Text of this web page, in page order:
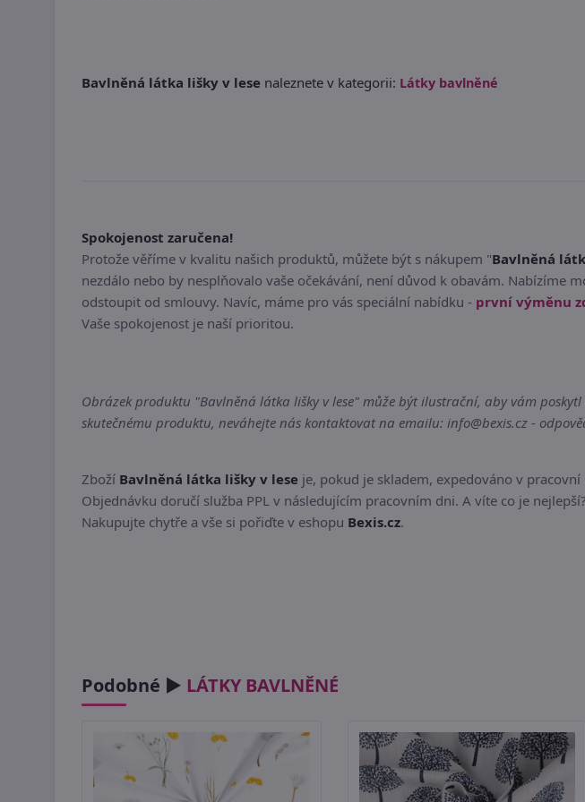
Bavlněná látka lišky v lese naleznete v kategorii: Látky bavlněné
Spokojenost zaručena!
Protože věříme v kvalitu našich produktů, můžete být s nákupem "Bavlněná
nezdálo nebo by nesplňovalo vaše očekávání, není důvod k obavám. Nabízíme
odstoupit od smlouvy. Navíc, máme pro vás speciální nabídku - první výměnu
Vaše spokojenost je naší prioritou.
Obrázek produktu "Bavlněná látka lišky v lese" může být ilustrační, aby vám
skutečnému produktu, neváhejte nás kontaktovat na emailu: info@bexis.cz -
Zboží Bavlněná látka lišky v lese je, pokud je skladem, expedováno v
Objednávku doručí služba PPL v následujícím pracovním dni. A víte co je
Nakupujte chytře a vše si pořiďte v eshopu Bexis.cz.
Podobné ► LÁTKY BAVLNĚNÉ